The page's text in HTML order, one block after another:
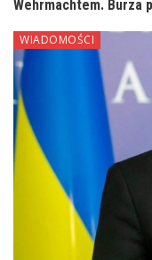
Wehrmachtem. Burza
WIADOMOŚCI